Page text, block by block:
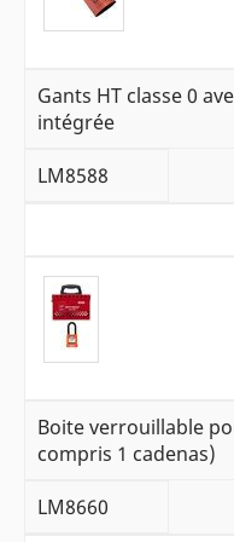
Gants HT classe 0
intégrée
LM8588
Boite verrouillable
compris 1 cadenas)
LM8660